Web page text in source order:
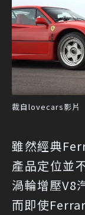
裁自lovecars影片
雖然經典
產品定位並
渦輪增壓V8
而即使